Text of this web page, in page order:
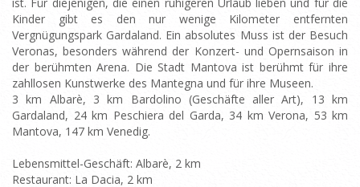
Kinder gibt es den nur wenige Kilometer entfernten
Vergnügungspark Gardaland. Ein absolutes Muss ist der Besuch
Veronas, besonders während der Konzert- und Opernsaison in
der berühmten Arena. Die Stadt Mantova ist berühmt für ihre
zahllosen Kunstwerke des Mantegna und für ihre Museen.
3 km Albarè, 3 km Bardolino (Geschäfte aller Art), 13 km
Gardaland, 24 km Peschiera del Garda, 34 km Verona, 53 km
Mantova, 147 km Venedig.
Lebensmittel-Geschäft: Albarè, 2 km
Restaurant: La Dacia, 2 km